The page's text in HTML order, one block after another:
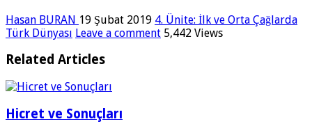
Hasan BURAN 19 Şubat 2019 4. Ünite: İlk ve Orta Çağlarda
Türk Dünyası Leave a comment 5,442 Views
Related Articles
Hicret ve Sonuçları